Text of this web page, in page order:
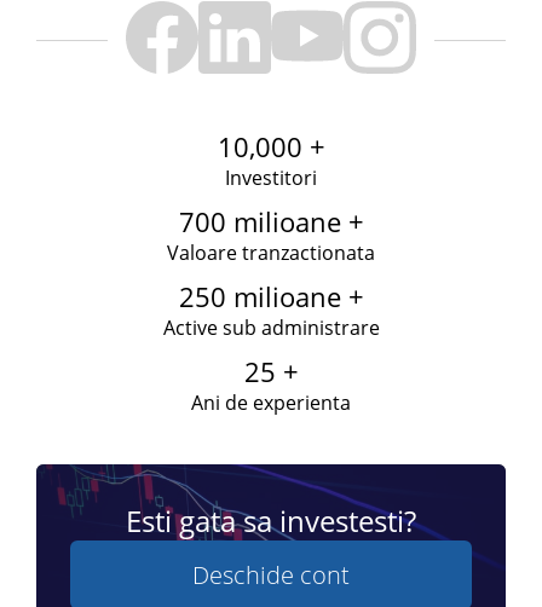
10,000 +
Investitori
700 milioane +
Valoare tranzactionata
250 milioane +
Active sub administrare
25 +
Ani de experienta
Esti gata sa investesti?
Deschide cont